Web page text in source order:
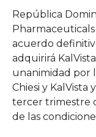
República
acuerdo
adquirirá
unanimidad por
Chiesi y KalVista
tercer trimestre
de las